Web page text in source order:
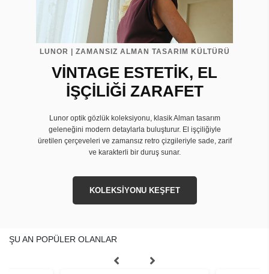
LUNOR | ZAMANSIZ ALMAN TASARIM KÜLTÜRÜ
VİNTAGE ESTETİK, EL
İŞÇİLİĞİ ZARAFET
Lunor optik gözlük koleksiyonu, klasik Alman tasarım
geleneğini modern detaylarla buluşturur. El işçiliğiyle
üretilen çerçeveleri ve zamansız retro çizgileriyle sade, zarif
ve karakterli bir duruş sunar.
KOLEKSİYONU KEŞFET
ŞU AN POPÜLER OLANLAR